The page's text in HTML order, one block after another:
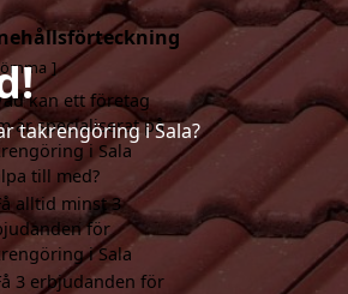
takrengöring i Sala?
kan ett företag
är specialiserat på
i Sala
till med?
alltid minst 3
för
i Sala
3 erbjudanden för